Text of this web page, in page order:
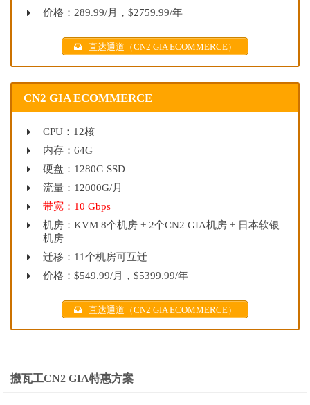
价格：289.99/月，$2759.99/年
直达通道（CN2 GIA ECOMMERCE）
CN2 GIA ECOMMERCE
CPU：12核
内存：64G
硬盘：1280G SSD
流量：12000G/月
带宽：10 Gbps
机房：KVM 8个机房 + 2个CN2 GIA机房 + 日本软银
机房
迁移：11个机房可互迁
价格：$549.99/月，$5399.99/年
直达通道（CN2 GIA ECOMMERCE）
搬瓦工CN2 GIA特惠方案